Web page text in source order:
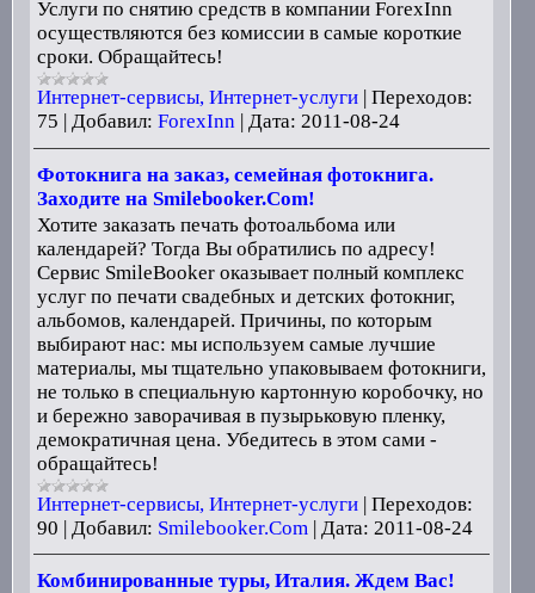
Услуги по снятию средств в компании ForexInn
осуществляются без комиссии в самые короткие
сроки. Обращайтесь!
Интернет-сервисы, Интернет-услуги| Переходов:
75
Добавил: ForexInn Дата: 2011-08-24
Фотокнига на заказ, семейная фотокнига.
Заходите на Smilebooker.Com!
Хотите заказать печать фотоальбома или
календарей? Тогда Вы обратились по адресу!
Сервис SmileBooker оказывает полный комплекс
услуг по печати свадебных и детских фотокниг,
альбомов, календарей. Причины, по которым
выбирают нас: мы используем самые лучшие
материалы, мы тщательно упаковываем фотокниги,
не только в специальную картонную коробочку, но
и бережно заворачивая в пузырьковую пленку,
демократичная цена. Убедитесь в этом сами -
обращайтесь!
Интернет-сервисы, Интернет-услуги| Переходов:
90 | Добавил: Smilebooker.Com | Дата: 2011-08-24
Комбинированные туры, Италия. Ждем Вас!